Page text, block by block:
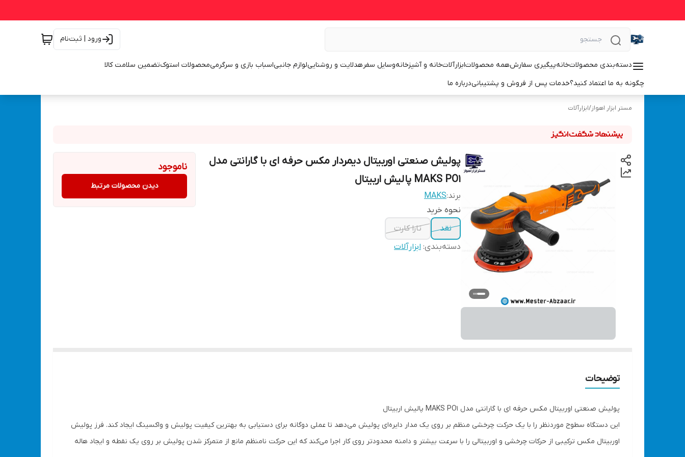
ورود | ثبت‌نام
دسته‌بندی محصولاتخانهپیگیری سفارشهمه محصولاتابزارآلاتخانه و آشپزخانهوسایل سفرهدلایت و روشناییلوازم جانبیاسباب بازی و سرگرمیمحصولات استوکتضمین سلامت کالا
چگونه به ما اعتماد کنید؟خدمات پس از فروش و پشتیبانیدرباره ما
مستر ابزار اهواز/ابزارآلات
پولیش صنعتی اوربیتال دیمردار مکس حرفه ای با گارانتی مدل
MAKS PO1 پالیش اربیتال
برند:MAKS
نحوه خرید
نقد
تارا کارت
دسته‌بندی: ابزارآلات
ناموجود
دیدن محصولات مرتبط
توضیحات
پولیش صنعتی اوربیتال مکس حرفه ای با گارانتی مدل MAKS PO1 پالیش اربیتال
این دستگاه سطوح موردنظر را با یک حرکت چرخشی منظم بر روی یک مدار دایره‌ای پولیش می‌دهد تا عملی دوگانه برای دستیابی به بهترین کیفیت پولیش و واکسینگ ایجاد کند. فرز پولیش
اوربیتال مکس ترکیبی از حرکات چرخشی و اوربیتالی را با سرعت بیشتر و دامنه محدودتر روی کار اجرا می‌کند که این حرکت نامنظم مانع از متمرکز شدن پولیش بر روی یک نقطه و ایجاد هاله